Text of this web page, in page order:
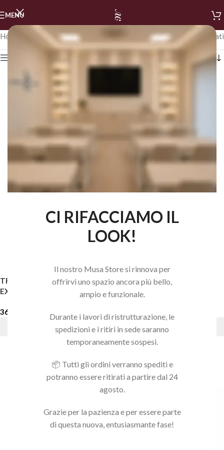
CI RIFACCIAMO IL
LOOK!
Il nostro Musa Store si rinnova per
offrirvi uno spazio ancora più bello,
ampio e funzionale.
Durante i lavori di ristrutturazione, le
spedizioni e i ritiri in sede saranno
temporaneamente sospesi.
📦 Tutti gli ordini verranno spediti e
potranno essere ritirati a partire dal 24
agosto.
Grazie per la pazienza e per essere parte
di questa nuova, entusiasmante fase!
MENU
Home STALEKS TRONCHESINE Visualizzazione di 8 risultati
TRONCHESINA PER CUTICOLE
EXPERT 60/16
36,00
AGGIUNGI AL CARRELLO
TRONCHESINA STALEKS
EXCLUSIVE 20/8
AGGIUNGI AL CARRELLO